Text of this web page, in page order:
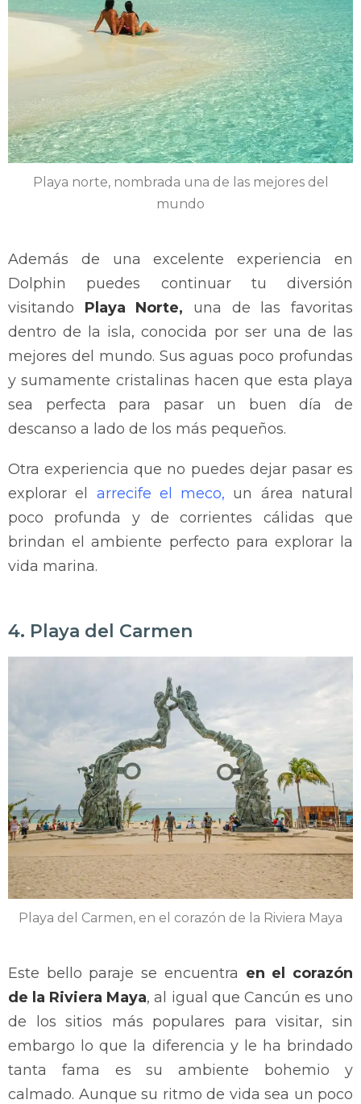
Playa norte, nombrada una de las mejores del
mundo
Además de una excelente experiencia en
Dolphin puedes continuar tu diversión
visitando Playa Norte, una de las favoritas
dentro de la isla, conocida por ser una de las
mejores del mundo. Sus aguas poco profundas
y sumamente cristalinas hacen que esta playa
sea perfecta para pasar un buen día de
descanso a lado de los más pequeños.
Otra experiencia que no puedes dejar pasar es
explorar el arrecife el meco, un área natural
poco profunda y de corrientes cálidas que
brindan el ambiente perfecto para explorar la
vida marina.
4. Playa del Carmen
Playa del Carmen, en el corazón de la Riviera Maya
Este bello paraje se encuentra en el corazón
de la Riviera Maya, al igual que Cancún es uno
de los sitios más populares para visitar, sin
embargo lo que la diferencia y le ha brindado
tanta fama es su ambiente bohemio y
calmado. Aunque su ritmo de vida sea un poco